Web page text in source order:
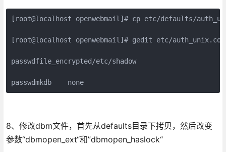
[root@localhost openwebmail]# cp etc/defaults/
[root@localhost openwebmail]# gedit etc/
passwdfile_encrypted/etc/shadow
passwdmkdb    none
8、修改dbm文件，首先从defaults目录下拷贝，然后改变
参数“dbmopen_ext“和”dbmopen_haslock“